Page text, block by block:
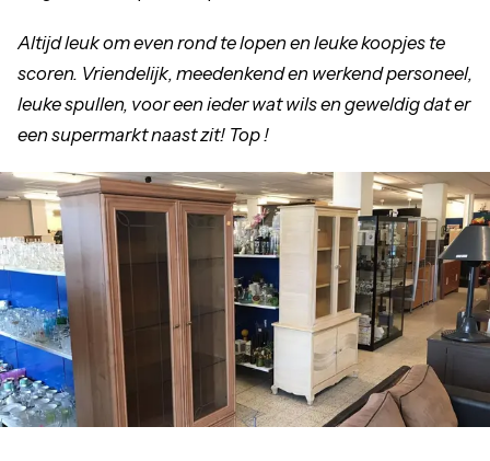
Altijd leuk om even rond te lopen en leuke koopjes te
scoren. Vriendelijk, meedenkend en werkend personeel,
leuke spullen, voor een ieder wat wils en geweldig dat er
een supermarkt naast zit! Top !